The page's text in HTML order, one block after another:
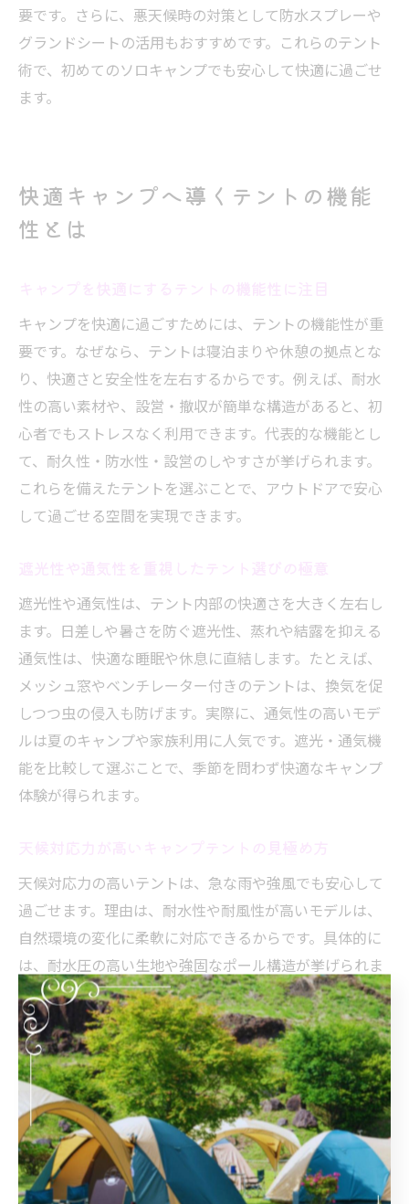
要です。さらに、悪天候時の対策として防水スプレーや
グランドシートの活用もおすすめです。これらのテント
術で、初めてのソロキャンプでも安心して快適に過ごせ
ます。
快適キャンプへ導くテントの機能
性とは
キャンプを快適に過ごすためには、テントの機能性が重
要です。なぜなら、テントは寝泊まりや休憩の拠点とな
り、快適さと安全性を左右するからです。例えば、耐水
性の高い素材や、設営・撤収が簡単な構造があると、初
心者でもストレスなく利用できます。代表的な機能とし
て、耐久性・防水性・設営のしやすさが挙げられます。
これらを備えたテントを選ぶことで、アウトドアで安心
して過ごせる空間を実現できます。
遮光性や通気性は、テント内部の快適さを大きく左右し
ます。日差しや暑さを防ぐ遮光性、蒸れや結露を抑える
通気性は、快適な睡眠や休息に直結します。たとえば、
メッシュ窓やベンチレーター付きのテントは、換気を促
しつつ虫の侵入も防げます。実際に、通気性の高いモデ
ルは夏のキャンプや家族利用に人気です。遮光・通気機
能を比較して選ぶことで、季節を問わず快適なキャンプ
体験が得られます。
天候対応力の高いテントは、急な雨や強風でも安心して
過ごせます。理由は、耐水性や耐風性が高いモデルは、
自然環境の変化に柔軟に対応できるからです。具体的に
は、耐水圧の高い生地や強固なポール構造が挙げられま
す。たとえば、シームテープ加工やクロスフレーム構造
のテントは、雨風に強く長時間の滞在にも適していま
す。選ぶ際は、利用する季節や地域の天候も考慮して選
定することが重要です。
雨や風に強いテント機能で安心のキャンプ体験
雨や風に強いテントは、アウトドアでの安心感を支えま
す。なぜなら、防水加工や補強されたフレームがあるこ